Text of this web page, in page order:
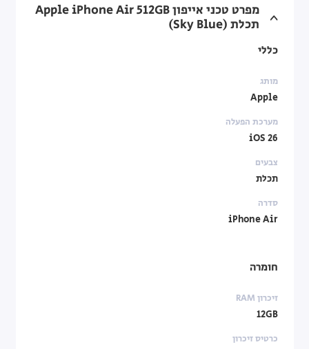
מפרט טכני אייפון Apple iPhone Air ‎512GB
תכלת (Sky Blue)
כללי
מותג
Apple
מערכת הפעלה
iOS 26
צבעים
תכלת
סדרה
iPhone Air
חומרה
זיכרון RAM
12GB
כרטיס זיכרון